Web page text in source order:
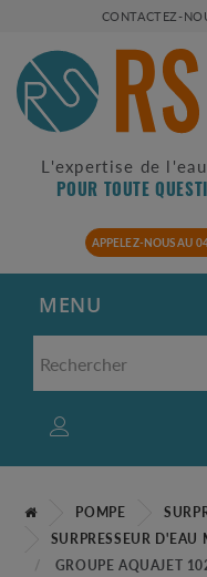
CONTACTEZ-
L'expertise de
POUR TOUTE
APPELEZ-NOUS AU
MENU
POMPE
SURPRESSEUR D'EAU
GROUPE AQUAJET